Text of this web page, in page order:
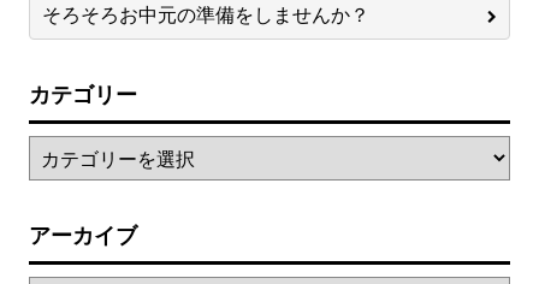
そろそろお中元の準備をしませんか？
カテゴリー
アーカイブ